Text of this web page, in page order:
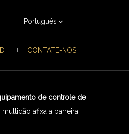
Português
CONTATE-NOS
de controle de
afixa a barreira